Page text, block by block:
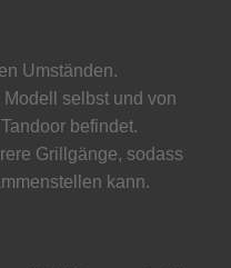
Umständen.
selbst und von
befindet.
Grillgänge, sodass
kann.